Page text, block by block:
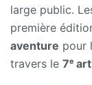
large public.
première
aventure pour
travers le 7ᵉ art